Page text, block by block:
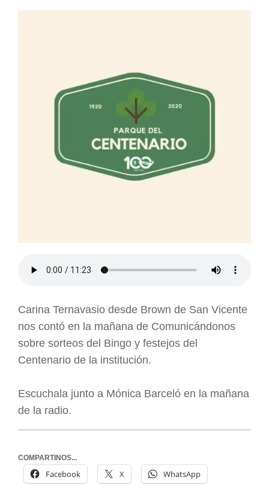
Carina Ternavasio desde Brown de San Vicente
nos contó en la mañana de Comunicándonos
sobre sorteos del Bingo y festejos del
Centenario de la institución.
Escuchala junto a Mónica Barceló en la mañana
de la radio.
COMPARTINOS...
Facebook X WhatsApp